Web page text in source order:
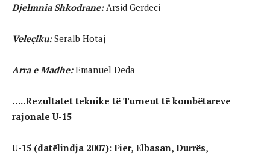
Djelmnia Shkodrane:Arsid Gerdeci
Veleçiku:Seralb Hotaj
Arra e Madhe:Emanuel Deda
…..Rezultatet teknike të Turneut të kombëtareve
rajonale U-15
U-15 (datëlindja 2007): Fier, Elbasan, Durrës,